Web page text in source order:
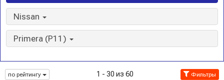
Nissan
Primera (P11)
по рейтингу 1 - 30 из 60 Фильтры